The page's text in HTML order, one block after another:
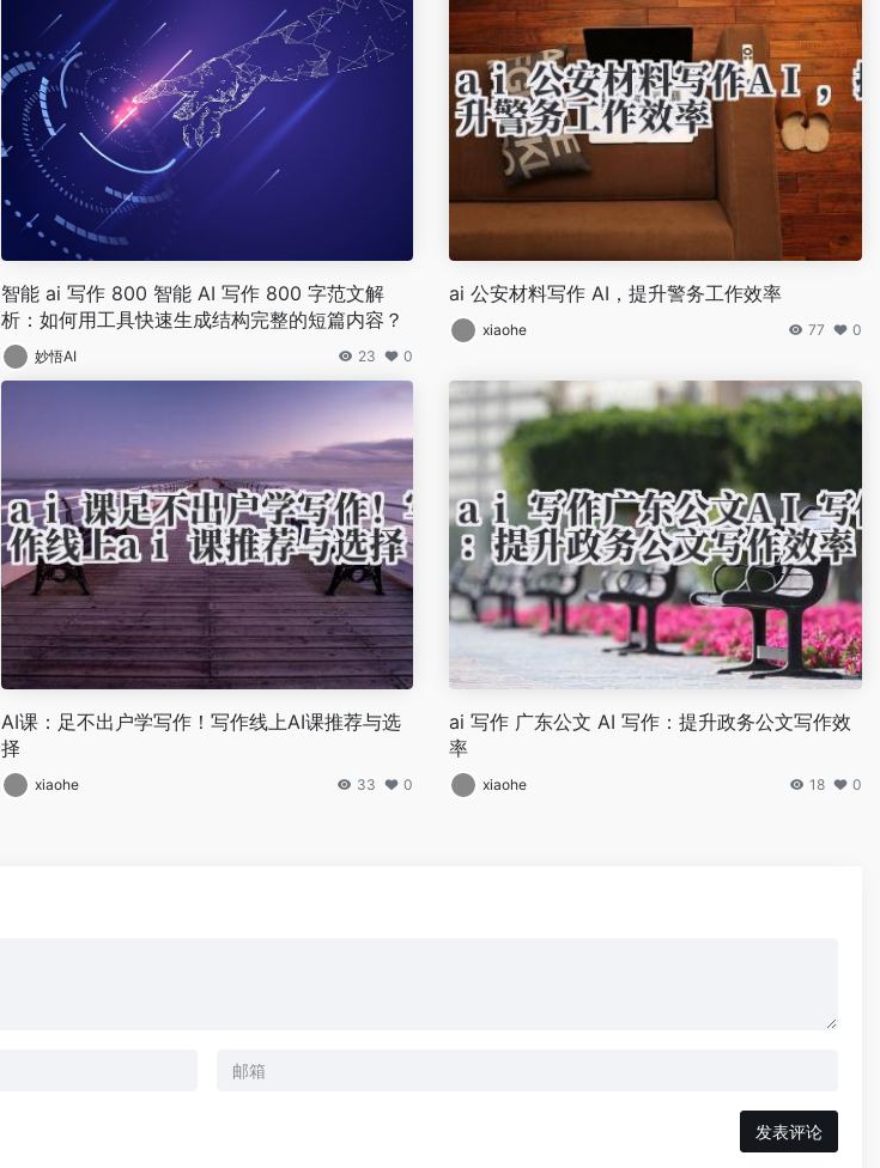
智能 ai 写作 800 智能 AI 写作 800 字范文解
析：如何用工具快速生成结构完整的短篇内容？
妙悟AI 23 0
ai 公安材料写作 AI，提升警务工作效率
xiaohe 77 0
AI课：足不出户学写作！写作线上AI课推荐与选
择
xiaohe 33 0
ai 写作 广东公文 AI 写作：提升政务公文写作效
率
xiaohe 18 0
发表评论